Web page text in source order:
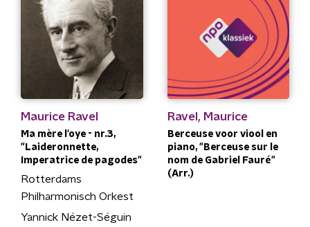
Maurice Ravel
Ma mère l'oye - nr.3,
"Laideronnette,
Imperatrice de pagodes"
Rotterdams
Philharmonisch Orkest
Yannick Nézet-Séguin
Ravel, Maurice
Berceuse voor viool en
piano, "Berceuse sur le
nom de Gabriel Fauré"
(Arr.)